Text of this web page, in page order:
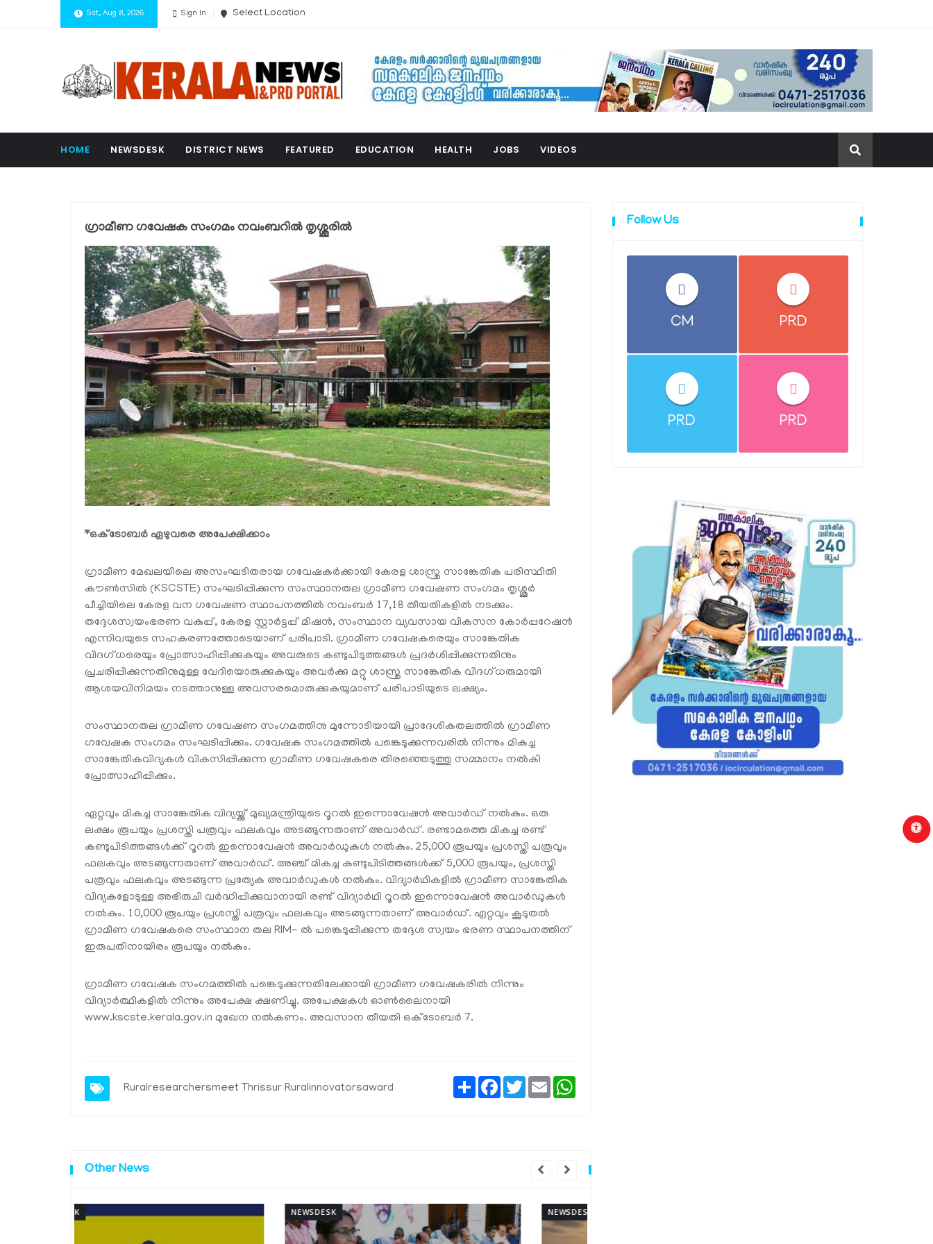
Sat, Aug 8, 2026 Sign In Select Location
HOME NEWSDESK DISTRICT NEWS FEATURED EDUCATION HEALTH JOBS VIDEOS
ഗ്രാമീണ ഗവേഷക സംഗമം നവംബറിൽ തൃശ്ശൂരിൽ
*ഒക്ടോബർ ഏഴുവരെ അപേക്ഷിക്കാം
ഗ്രാമീണ മേഖലയിലെ അസംഘടിതരായ ഗവേഷകർക്കായി കേരള ശാസ്ത്ര സാങ്കേതിക പരിസ്ഥിതി
കൗൺസിൽ (KSCSTE) സംഘടിപ്പിക്കുന്ന സംസ്ഥാനതല ഗ്രാമീണ ഗവേഷണ സംഗമം തൃശ്ശൂർ
പീച്ചിയിലെ കേരള വന ഗവേഷണ സ്ഥാപനത്തിൽ നവംബർ 17,18 തീയതികളിൽ നടക്കും.
തദ്ദേശസ്വയംഭരണ വകുപ്പ്, കേരള സ്റ്റാർട്ടപ്പ് മിഷൻ, സംസ്ഥാന വ്യവസായ വികസന കോർപ്പറേഷൻ
എന്നിവയുടെ സഹകരണത്തോടെയാണ് പരിപാടി. ഗ്രാമീണ ഗവേഷകരെയും സാങ്കേതിക
വിദഗ്ധരെയും പ്രോത്സാഹിപ്പിക്കുകയും അവരുടെ കണ്ടുപിടുത്തങ്ങൾ പ്രദർശിപ്പിക്കുന്നതിനും
പ്രചരിപ്പിക്കുന്നതിനുമുള്ള വേദിയൊരുക്കുകയും അവർക്കു മറ്റു ശാസ്ത്ര സാങ്കേതിക വിദഗ്ധരുമായി
ആശയവിനിമയം നടത്താനുള്ള അവസരമൊരുക്കുകയുമാണ് പരിപാടിയുടെ ലക്ഷ്യം.
സംസ്ഥാനതല ഗ്രാമീണ ഗവേഷണ സംഗമത്തിനു മുന്നോടിയായി പ്രാദേശികതലത്തിൽ ഗ്രാമീണ
ഗവേഷക സംഗമം സംഘടിപ്പിക്കും. ഗവേഷക സംഗമത്തിൽ പങ്കെടുക്കുന്നവരിൽ നിന്നും മികച്ച
സാങ്കേതികവിദ്യകൾ വികസിപ്പിക്കുന്ന ഗ്രാമീണ ഗവേഷകരെ തിരഞ്ഞെടുത്തു സമ്മാനം നൽകി
പ്രോത്സാഹിപ്പിക്കും.
ഏറ്റവും മികച്ച സാങ്കേതിക വിദ്യയ്ക്ക് മുഖ്യമന്ത്രിയുടെ റൂറൽ ഇന്നൊവേഷൻ അവാർഡ് നൽകും. ഒരു
ലക്ഷം രൂപയും പ്രശസ്തി പത്രവും ഫലകവും അടങ്ങുന്നതാണ് അവാർഡ്. രണ്ടാമത്തെ മികച്ച രണ്ട്
കണ്ടുപിടിത്തങ്ങൾക്ക് റൂറൽ ഇന്നൊവേഷൻ അവാർഡുകൾ നൽകും. 25,000 രൂപയും പ്രശസ്തി പത്രവും
ഫലകവും അടങ്ങുന്നതാണ് അവാർഡ്. അഞ്ച് മികച്ച കണ്ടുപിടിത്തങ്ങൾക്ക് 5,000 രൂപയും, പ്രശസ്തി
പത്രവും ഫലകവും അടങ്ങുന്ന പ്രത്യേക അവാർഡുകൾ നൽകും. വിദ്യാർഥികളിൽ ഗ്രാമീണ സാങ്കേതിക
വിദ്യകളോടുള്ള അഭിരുചി വർദ്ധിപ്പിക്കുവാനായി രണ്ട് വിദ്യാർഥി റൂറൽ ഇന്നൊവേഷൻ അവാർഡുകൾ
നൽകും. 10,000 രൂപയും പ്രശസ്തി പത്രവും ഫലകവും അടങ്ങുന്നതാണ് അവാർഡ്. ഏറ്റവും കൂടുതൽ
ഗ്രാമീണ ഗവേഷകരെ സംസ്ഥാന തല RIM- ൽ പങ്കെടുപ്പിക്കുന്ന തദ്ദേശ സ്വയം ഭരണ സ്ഥാപനത്തിന്
ഇരുപതിനായിരം രൂപയും നൽകും.
ഗ്രാമീണ ഗവേഷക സംഗമത്തിൽ പങ്കെടുക്കുന്നതിലേക്കായി ഗ്രാമീണ ഗവേഷകരിൽ നിന്നും
വിദ്യാർത്ഥികളിൽ നിന്നും അപേക്ഷ ക്ഷണിച്ചു. അപേക്ഷകൾ ഓൺലൈനായി
www.kscste.kerala.gov.in മുഖേന നൽകണം. അവസാന തീയതി ഒക്ടോബർ 7.
Ruralresearchersmeet Thrissur Ruralinnovatorsaward
ShareFacebook
TwitterEmail
Other News
NEWSDESK
Follow Us
CM PRD
PRD PRD